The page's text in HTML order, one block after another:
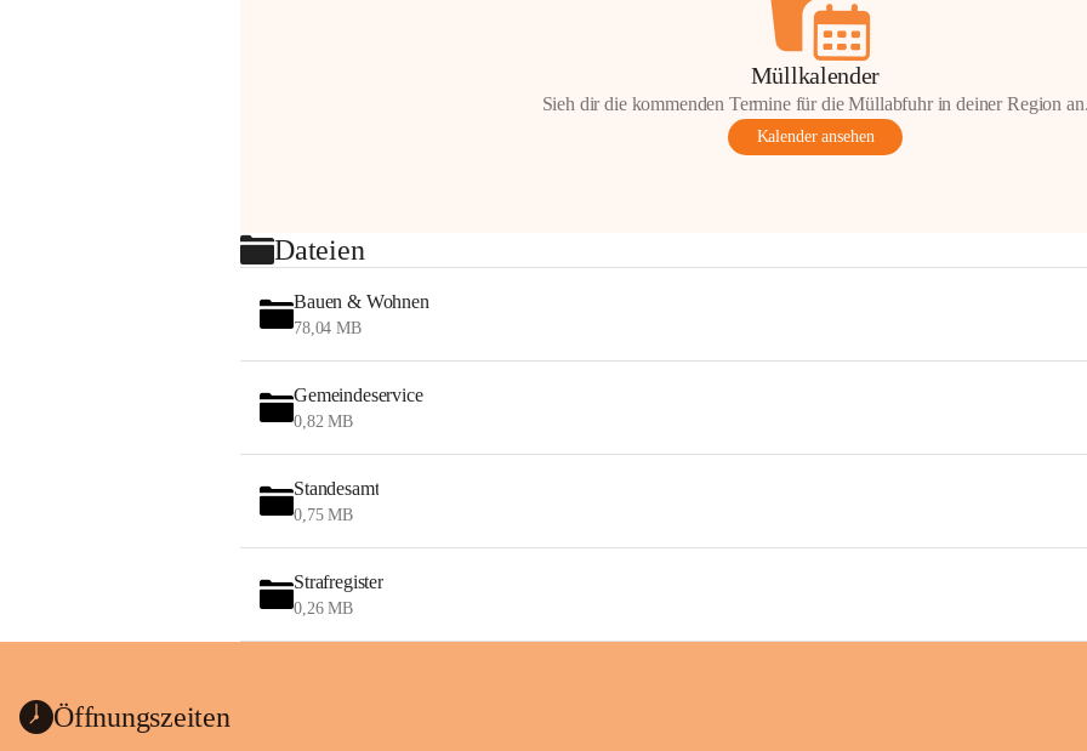
Müllkalender
Sieh dir die kommenden Termine für die Müllabfuhr in deiner Region
Kalender ansehen
Dateien
Bauen & Wohnen
78,04 MB
Gemeindeservice
0,82 MB
Standesamt
0,75 MB
Strafregister
0,26 MB
Öffnungszeiten